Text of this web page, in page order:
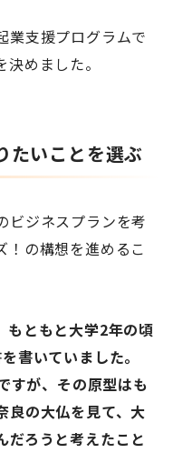
業支援プログラムで
めました。
たいことを選ぶ
ビジネスプランを考
！の構想を進めるこ
もともと大学2年の頃
書いていました。
すが、その原型はも
良の大仏を見て、大
だろうと考えたこと